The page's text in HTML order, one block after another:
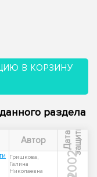
В КОРЗИНУ
раздела
Автор Д
а
т
а
з
а
щ
и
т ы
Гришкова,
Галина
Николаевна
2002